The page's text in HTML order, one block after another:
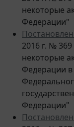
Федерации"
2016 г. №
некоторые
Федерации в
Федерации"
2016 г. №